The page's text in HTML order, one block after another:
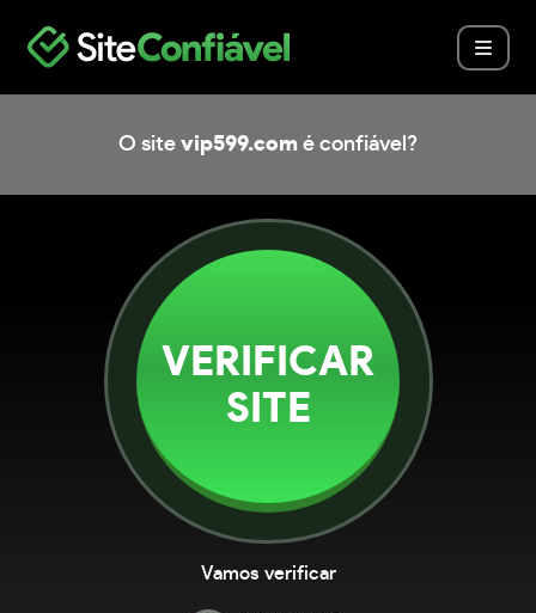
O site vip599.com é confiável?
VERIFICAR
SITE
Vamos verificar